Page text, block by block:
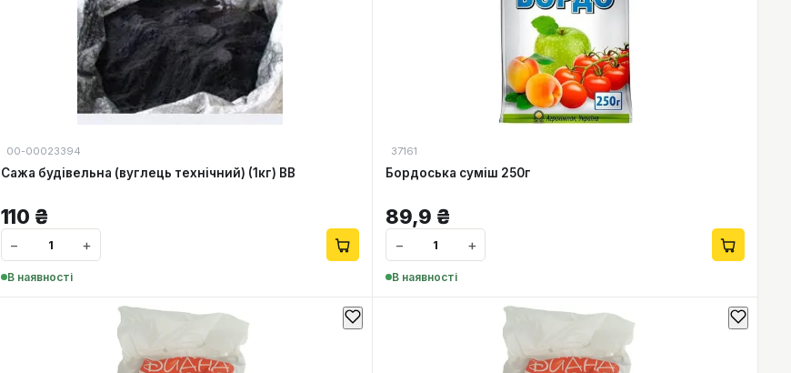
00-00023394
Сажа будівельна (вуглець технічний) (1кг) ВВ
110 ₴
− +
В наявності
37161
Бордоська суміш 250г
89,9 ₴
− +
В наявності